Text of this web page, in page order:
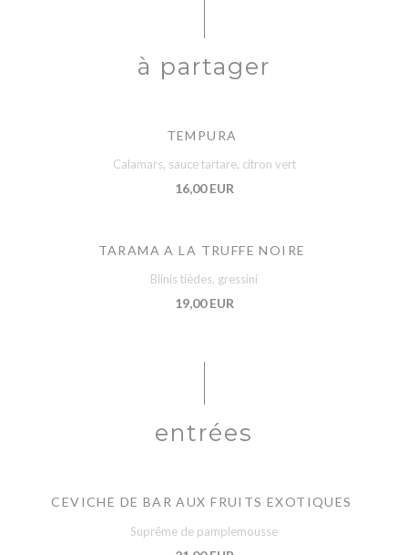
à partager
TEMPURA
Calamars, sauce tartare, citron vert
16,00 EUR
TARAMA A LA TRUFFE NOIRE
Blinis tièdes, gressini
19,00 EUR
entrées
CEVICHE DE BAR AUX FRUITS EXOTIQUES
Suprême de pamplemousse